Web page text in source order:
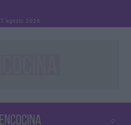
7 agosto 2026
⌕